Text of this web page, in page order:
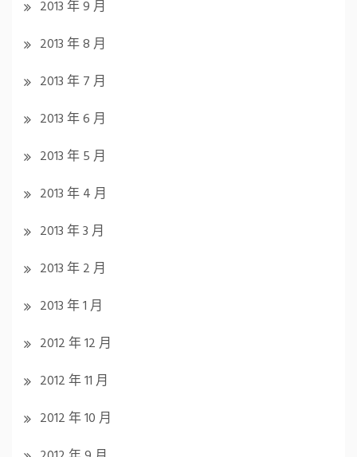
2013 年 9 月
2013 年 8 月
2013 年 7 月
2013 年 6 月
2013 年 5 月
2013 年 4 月
2013 年 3 月
2013 年 2 月
2013 年 1 月
2012 年 12 月
2012 年 11 月
2012 年 10 月